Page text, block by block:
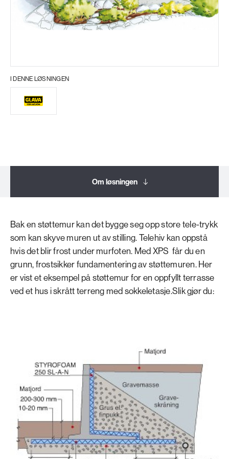
I DENNE LØSNINGEN
Om løsningen
Bak en støttemur kan det bygge seg opp store tele-trykk
som kan skyve muren ut av stilling. Telehiv kan oppstå
hvis det blir frost under murfoten. Med XPS får du en
grunn, frostsikker fundamentering av støttemuren. Her
er vist et eksempel på støttemur for en oppfyllt terrasse
ved et hus i skrått terreng med sokkeletasje.Slik gjør du: